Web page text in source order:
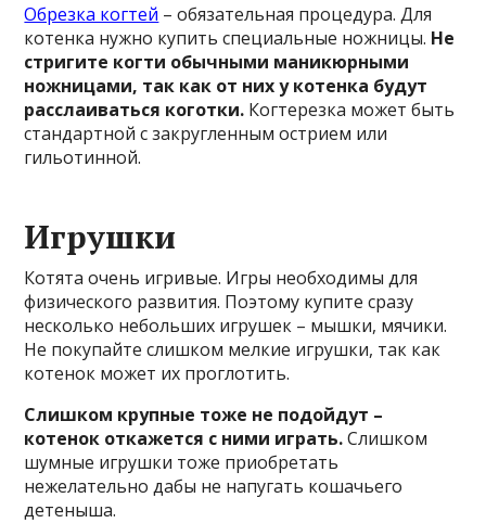
Обрезка когтей – обязательная процедура. Для
котенка нужно купить специальные ножницы. Не
стригите когти обычными маникюрными
ножницами, так как от них у котенка будут
расслаиваться коготки. Когтерезка может быть
стандартной с закругленным острием или
гильотинной.
Игрушки
Котята очень игривые. Игры необходимы для
физического развития. Поэтому купите сразу
несколько небольших игрушек – мышки, мячики.
Не покупайте слишком мелкие игрушки, так как
котенок может их проглотить.
Слишком крупные тоже не подойдут –
котенок откажется с ними играть.Слишком
шумные игрушки тоже приобретать
нежелательно дабы не напугать кошачьего
детеныша.